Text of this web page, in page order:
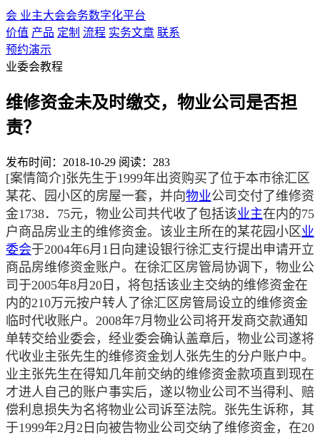
会 业主大会会务数字化平台
价值 产品 定制 流程 实务文章 联系
预约演示
业委会教程
维修资金未及时缴交，物业公司是否担
责？
发布时间：2018-10-29 阅读：283
[案情简介]张先生于1999年出资购买了位于本市徐汇区
某花、园小区的房屋一套，并向物业公司交付了维修资
金1738．75元，物业公司共代收了包括该业主在内的75
户商品房业主的维修资金。该业主所在的某花园小区业
委会于2004年6月1日向建设银行徐汇支行提出申请开立
商品房维修资金账户。在徐汇区房管局协调下，物业公
司于2005年8月20日，将包括该业主交纳的维修资金在
内的210万元按户转人了徐汇区房管局设立的维修资金
临时代收账户。2008年7月物业公司将开发商交款通知
单转交给业委会，经业委会确认盖章后，物业公司遂将
代收业主张先生的维修资金划人张先生的分户账户中。
业主张先生在得知几年前交纳的维修资金款项直到现在
才进人自己的账户事实后，遂以物业公司不当得利、赔
偿利息损失为名将物业公司诉至法院。张先生诉称，其
于1999年2月2日向被告物业公司交纳了维修资金，在20